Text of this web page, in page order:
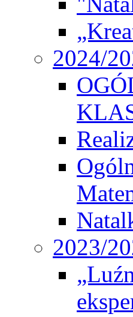
2024/
2023/